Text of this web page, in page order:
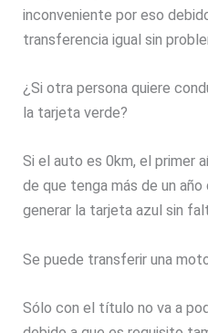
inconveniente por eso
transferencia igual sin
¿Si otra persona quiere
la tarjeta verde?
Si el auto es 0km, el primer
de que tenga más de un
generar la tarjeta azul sin
Se puede transferir una
Sólo con el título no va a